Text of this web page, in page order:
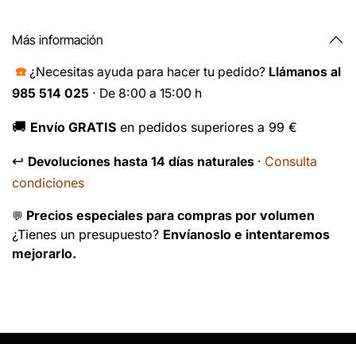
Más información
☎️ ¿Necesitas ayuda para hacer tu pedido? Llámanos al
985 514 025 · De 8:00 a 15:00 h
🚚 Envío GRATIS en pedidos superiores a 99 €
↩️ Devoluciones hasta 14 días naturales · Consulta
condiciones
💬 Precios especiales para compras por volumen
¿Tienes un presupuesto? Envíanoslo e intentaremos
mejorarlo.